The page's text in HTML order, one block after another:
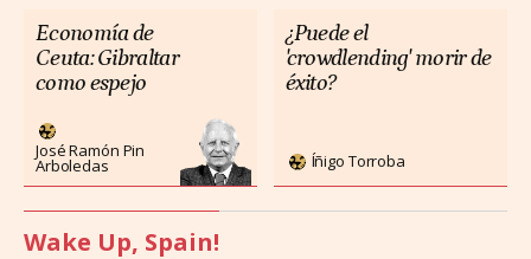
Economía de
Ceuta: Gibraltar
como espejo
José Ramón Pin
Arboledas
¿Puede el
'crowdlending' morir de
éxito?
Íñigo Torroba
Wake Up, Spain!